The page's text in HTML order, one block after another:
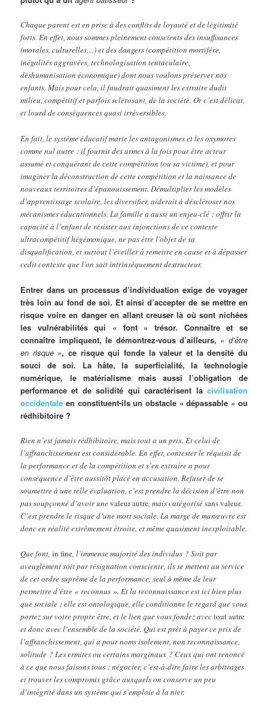
Chaque parent est en prise à des conflits de loyauté et de légitimité
forts. En effet, nous sommes pleinement conscients des insuffisances
(morales, culturelles…) et des dangers (compétition mortifère,
inégalités aggravées, technologisation tentaculaire,
déshumanisation économique) dont nous voulons préserver nos
enfants. Mais pour cela, il faudrait quasiment les extraire dudit
milieu, compétitif et parfois sclérosant, de la société. Or c’est délicat,
et lourd de conséquences quasi irréversibles.
En fait, le système éducatif marie les antagonismes et les oxymores
comme nul autre : il fournit des armes à la fois pour être acteur
assumé et conquérant de cette compétition (ou sa victime), et pour
imaginer la déconstruction de cette compétition et la naissance de
nouveaux territoires d’épanouissement. Démultiplier les modèles
d’apprentissage scolaire, les diversifier, aiderait à déscléroser nos
mécanismes éducationnels. La famille a aussi un enjeu-clé : offrir la
capacité à l’enfant de résister aux injonctions de ce contexte
ultracompétitif hégémonique, ne pas être l’objet de sa
disqualification, et surtout l’éveiller à remettre en cause et à dépasser
cedit contexte que l’on sait intrinsèquement destructeur.
Entrer dans un processus d’individuation exige de voyager
très loin au fond de soi. Et ainsi d’accepter de se mettre en
risque voire en danger en allant creuser là où sont nichées
les vulnérabilités qui « font » trésor. Connaître et se
connaître impliquent, le démontrez-vous d’ailleurs, « d’être
en risque », ce risque qui fonde la valeur et la densité du
souci de soi. La hâte, la superficialité, la technologie
numérique, le matérialisme mais aussi l’obligation de
performance et de solidité qui caractérisent lacivilisation
occidentale en constituent-ils un obstacle « dépassable » ou
rédhibitoire ?
Rien n’est jamais rédhibitoire, mais tout a un prix. Et celui de
l’affranchissement est considérable. En effet, contester le réquisit de
la performance et de la compétition et s’en extraire a pour
conséquence d’être aussitôt placé en accusation. Refuser de se
soumettre à une telle évaluation, c’est prendre la décision d’être non
pas soupçonné d’avoir unevaleur autre, mais catégorisésans valeur.
C’est prendre le risque d’une mort sociale. La marge de manœuvre est
donc en réalité extrêmement étroite, et même quasiment inexploitable.
Que font,in fine, l’immense majorité des individus ? Soit par
aveuglément soit par résignation consciente, ils se mettent au service
de cet ordre suprême de la performance, seul à même de leur
permettre d’être « reconnus ». Et la reconnaissance est ici bien plus
que sociale : elle est ontologique, elle conditionne le regard que vous
portez sur votre propre être, et le lien que vous fondez avectout autre
et donc avec l’ensemble de la société. Qui est prêt à payer ce prix de
l’affranchissement, qui a pour noms isolement, non reconnaissance,
solitude ? Les ermites ou certains marginaux ? Ceux qui ont renoncé
à ce que nous faisons tous : négocier, c’est-à-dire faire les arbitrages
et trouver les compromis grâce auxquels on conserve un peu
d’intégrité dans un système qui s’emploie à la nier.